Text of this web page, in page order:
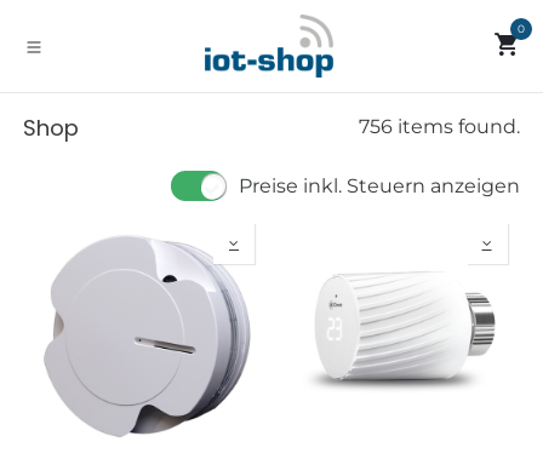
0
Shop 756 items found.
Preise inkl. Steuern anzeigen